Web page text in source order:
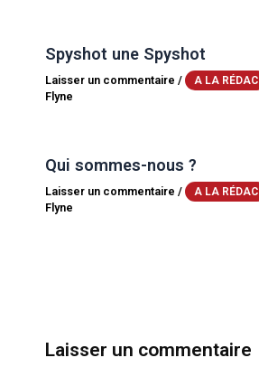
Spyshot une Spyshot
Laisser un commentaire / A LA RÉDAC
Flyne
Qui sommes-nous ?
Laisser un commentaire / A LA RÉDAC
Flyne
Laisser un commentaire